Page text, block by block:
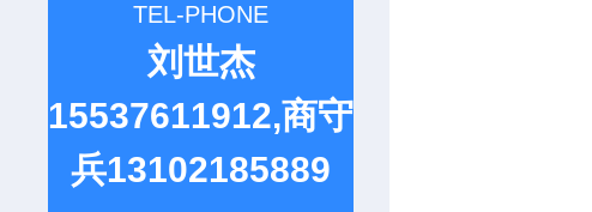
TEL-PHONE
刘世杰
15537611912,商守
兵13102185889